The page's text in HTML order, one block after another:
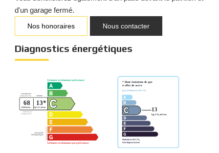
d'un garage fermé.
Nos honoraires Nous contacter
Diagnostics énergétiques